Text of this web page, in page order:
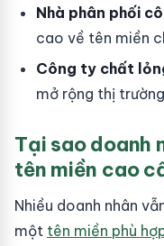
Nhà phân phối
cao về tên miền
Công ty chất
mở rộng thị
Tại sao doanh
tên miền cao
Nhiều doanh nhân
một tên miền phù